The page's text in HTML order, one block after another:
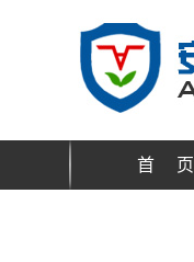
首 页